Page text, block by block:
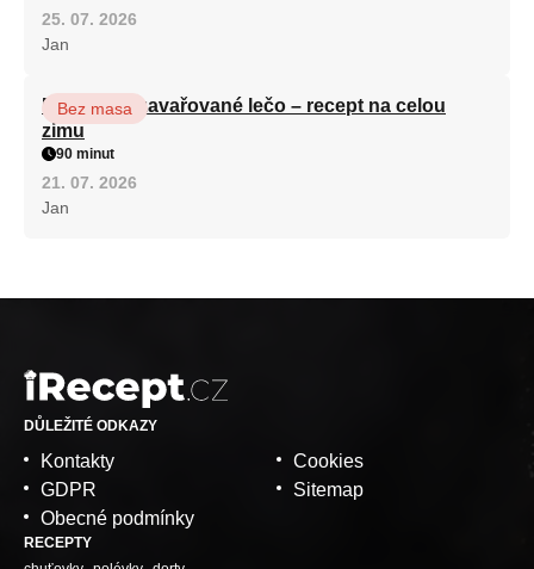
25. 07. 2026
Jan
Babiččino zavařované lečo – recept na celou
zimu
Bez masa
90 minut
21. 07. 2026
Jan
DŮLEŽITÉ ODKAZY
Kontakty
GDPR
Obecné podmínky
Cookies
Sitemap
RECEPTY